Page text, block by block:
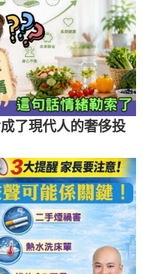
了現代人的奢侈投